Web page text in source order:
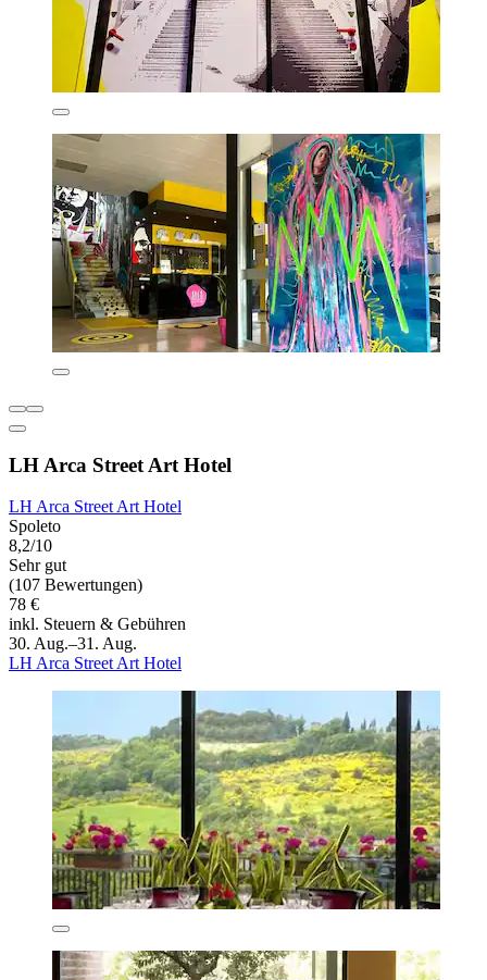
LH Arca Street Art Hotel
LH Arca Street Art Hotel
Spoleto
8,2/10
Sehr gut
(107 Bewertungen)
78 €
inkl. Steuern & Gebühren
30. Aug.–31. Aug.
LH Arca Street Art Hotel